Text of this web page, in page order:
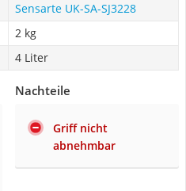
Sensarte UK-SA-SJ3228
2 kg
4 Liter
Nachteile
Griff nicht
abnehmbar